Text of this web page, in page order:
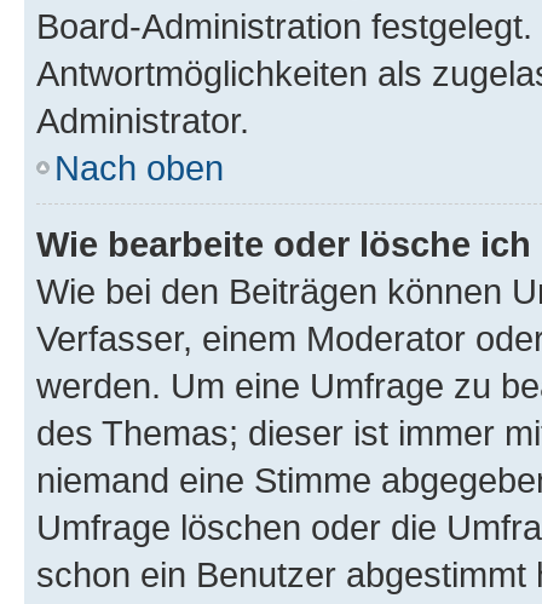
Board-Administration
Antwortmöglichkeiten als
Administrator.
Nach oben
Wie bearbeite oder lösche
Wie bei den Beiträgen können
Verfasser, einem Moderator
werden. Um eine Umfrage zu
des Themas; dieser ist immer
niemand eine Stimme
Umfrage löschen oder die
schon ein Benutzer